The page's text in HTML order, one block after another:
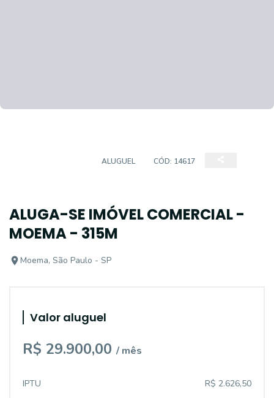
ALUGUEL CÓD: 14617
ALUGA-SE IMÓVEL COMERCIAL -
MOEMA - 315M
Moema, São Paulo - SP
Valor aluguel
R$ 29.900,00 / mês
IPTU R$ 2.626,50